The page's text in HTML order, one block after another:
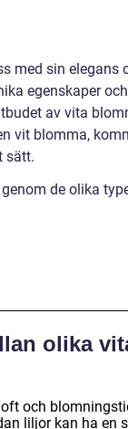
med sin elegans
egenskaper och
av vita
vit blomma,
sätt.
de olika
olika
och
liljor kan ha en